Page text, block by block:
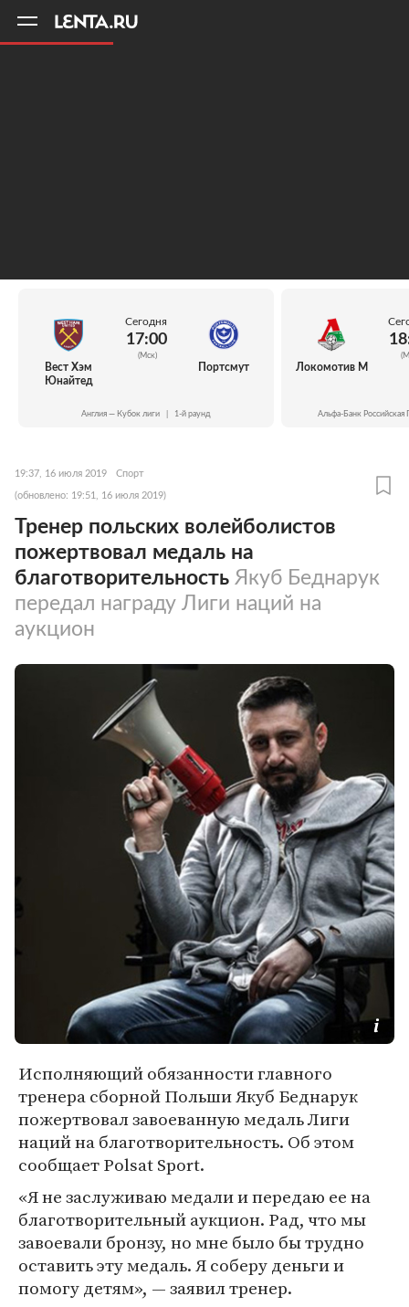
Вест Хэм
Юнайтед
Сегодня
17:00
(Мск)
Портсмут
Англия — Кубок лиги 1-й раунд
Локомотив М
Альфа-Банк Российская
19:37, 16 июля 2019 Спорт
(обновлено: 19:51, 16 июля 2019)
Тренер польских волейболистов
пожертвовал медаль на
благотворительность Якуб Беднарук
передал награду Лиги наций на
аукцион
Исполняющий обязанности главного
тренера сборной Польши Якуб Беднарук
пожертвовал завоеванную медаль Лиги
наций на благотворительность. Об этом
сообщает Polsat Sport.
«Я не заслуживаю медали и передаю ее на
благотворительный аукцион. Рад, что мы
завоевали бронзу, но мне было бы трудно
оставить эту медаль. Я соберу деньги и
помогу детям», — заявил тренер.